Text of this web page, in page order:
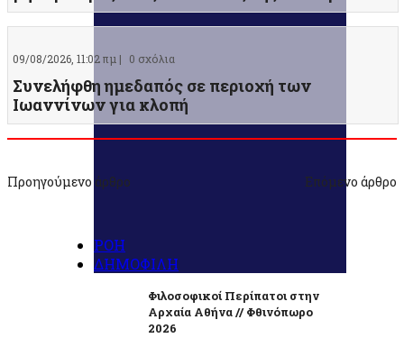
09/08/2026, 11:02 πμ | 0 σχόλια
Συνελήφθη ημεδαπός σε περιοχή των
Ιωαννίνων για κλοπή
Προηγούμενο άρθρο Επόμενο άρθρο
ΡΟΗ
ΔΗΜΟΦΙΛΗ
Φιλοσοφικοί Περίπατοι στην
Αρχαία Αθήνα // Φθινόπωρο
2026